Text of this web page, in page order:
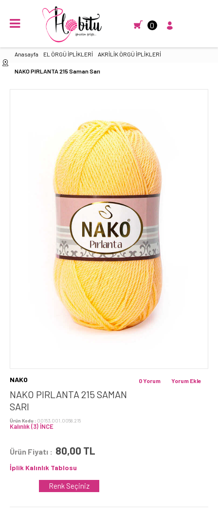
0
Anasayfa EL ÖRGÜ İPLİKLERİ AKRİLİK ÖRGÜ İPLİKLERİ
NAKO PIRLANTA 215 Saman Sarı
NAKO
NAKO PIRLANTA 215 SAMAN
SARI
Ürün Kodu : 00153.001.0058.215
Kalınlık (3) İNCE
Yorum Ekle
0 Yorum
Ürün Fiyatı : 80,00 TL
İplik Kalınlık Tablosu
Renk Seçiniz